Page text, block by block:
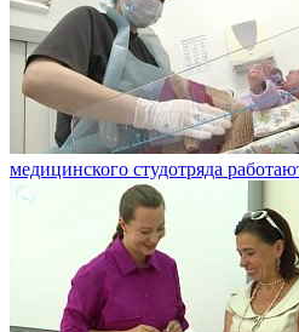
медицинского студотряда